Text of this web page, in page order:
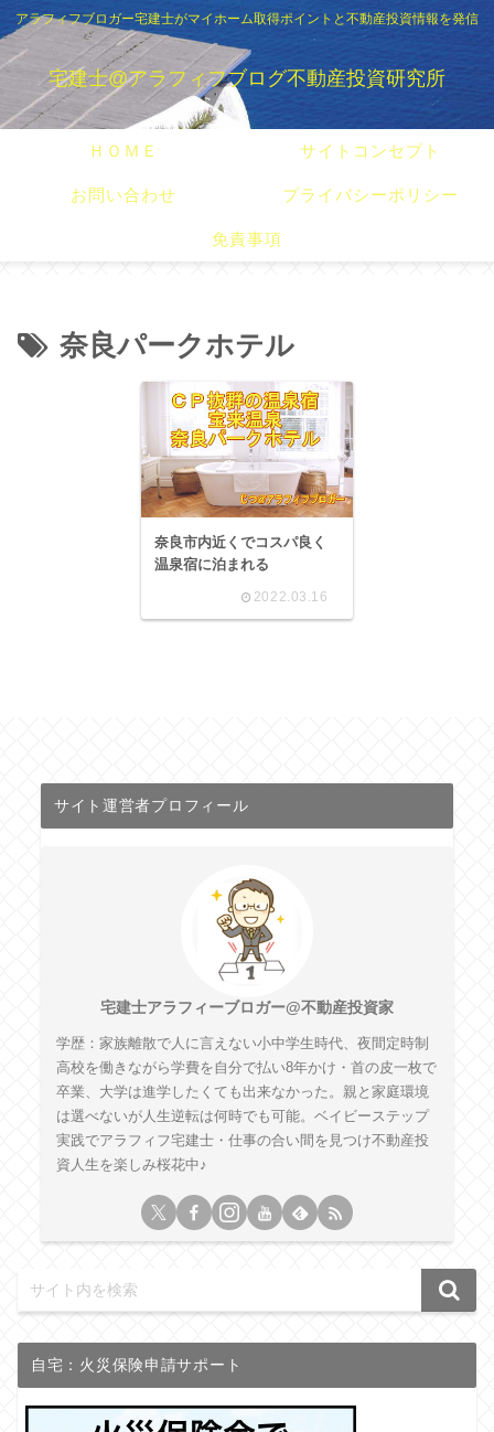
アラフィフブロガー宅建士がマイホーム取得ポイントと不動産投資情報を発信
宅建士@アラフィフブログ不動産投資研究所
ＨＯＭＥ サイトコンセプト
お問い合わせ プライバシーポリシー
免責事項
奈良パークホテル
奈良市内近くでコスパ良く
温泉宿に泊まれる
2022.03.16
サイト運営者プロフィール
宅建士アラフィーブロガー@不動産投資家
学歴：家族離散で人に言えない小中学生時代、夜間定時制
高校を働きながら学費を自分で払い8年かけ・首の皮一枚で
卒業、大学は進学したくても出来なかった。親と家庭環境
は選べないが人生逆転は何時でも可能。ベイビーステップ
実践でアラフィフ宅建士・仕事の合い間を見つけ不動産投
資人生を楽しみ桜花中♪
自宅：火災保険申請サポート